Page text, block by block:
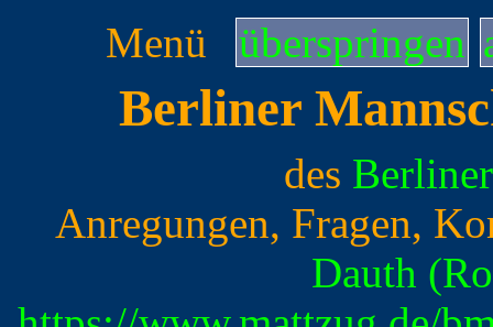
Menü überspringen
Berliner
des
Anregungen, Fragen,
Dauth